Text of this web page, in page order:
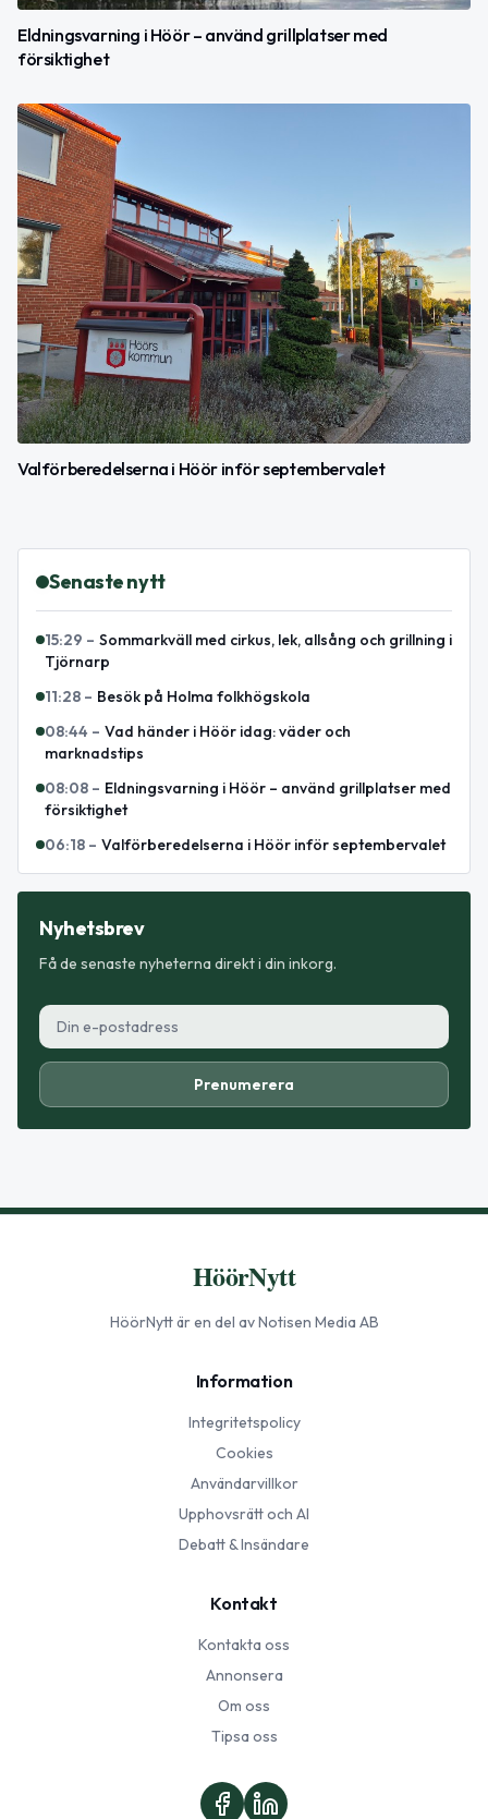
Eldningsvarning i Höör – använd grillplatser med
försiktighet
Valförberedelserna i Höör inför septembervalet
Senaste nytt
15:29 – Sommarkväll med cirkus, lek, allsång och grillning i
Tjörnarp
11:28 – Besök på Holma folkhögskola
08:44 – Vad händer i Höör idag: väder och
marknadstips
08:08 – Eldningsvarning i Höör – använd grillplatser med
försiktighet
06:18 – Valförberedelserna i Höör inför septembervalet
Nyhetsbrev
Få de senaste nyheterna direkt i din inkorg.
Prenumerera
HöörNytt
HöörNyttär en del av Notisen Media AB
Information
Integritetspolicy
Cookies
Användarvillkor
Upphovsrätt och AI
Debatt & Insändare
Kontakt
Kontakta oss
Annonsera
Om oss
Tipsa oss